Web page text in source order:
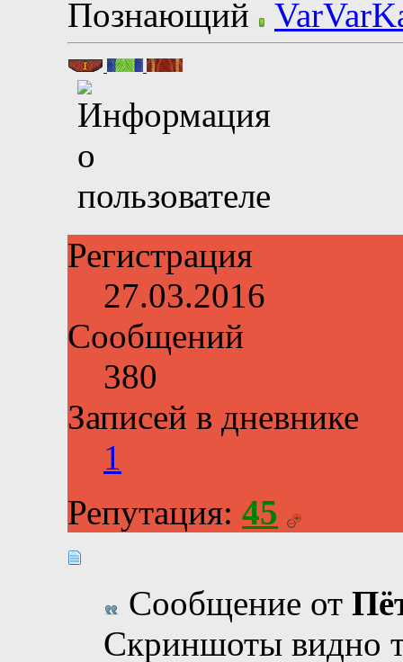
Познающий
Регистрация
27.03.2016
Сообщений
380
Записей в дневнике
1
Репутация: 45
Сообщение от
Скриншоты видно